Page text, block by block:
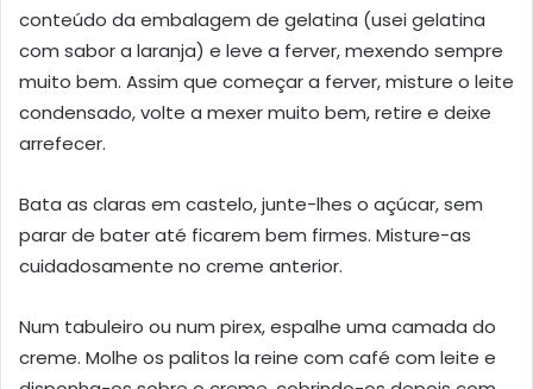
conteúdo da embalagem de gelatina (usei gelatina
com sabor a laranja) e leve a ferver, mexendo sempre
muito bem. Assim que começar a ferver, misture o leite
condensado, volte a mexer muito bem, retire e deixe
arrefecer.
Bata as claras em castelo, junte-lhes o açúcar, sem
parar de bater até ficarem bem firmes. Misture-as
cuidadosamente no creme anterior.
Num tabuleiro ou num pirex, espalhe uma camada do
creme. Molhe os palitos la reine com café com leite e